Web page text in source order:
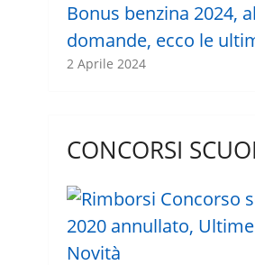
Bonus benzina 2024,
domande, ecco le
2 Aprile 2024
CONCORSI